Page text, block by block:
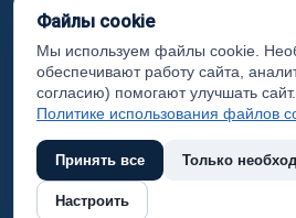
ТИК
ИНФОРМАЦИЯ
Законодательная карта
Карта сайта
(с) 2017 Ханты-Мансийский район,
администрации
Файлы cookie
Мы используем файлы cookie.
обеспечивают работу сайта,
согласию) помогают улучшать
Политике использования файлов
Принять все Только
Настроить